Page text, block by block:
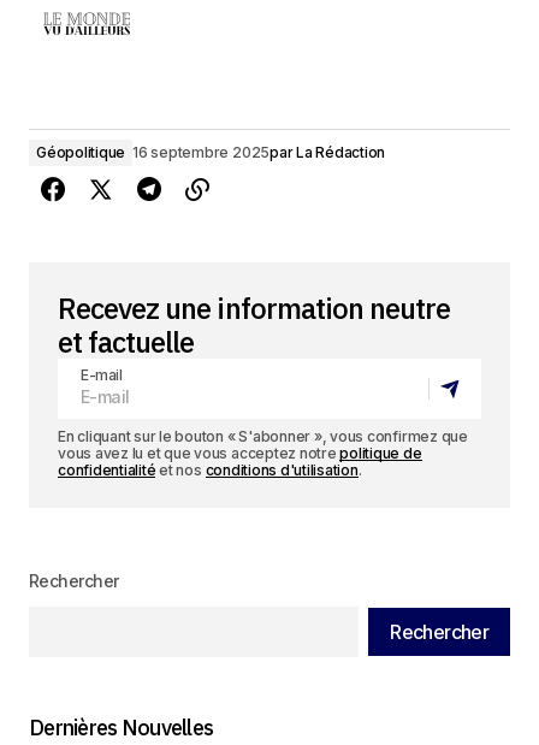
Géopolitique 16 septembre 2025parLa Rédaction
Recevez une information neutre
et factuelle
E-mail
En cliquant sur le bouton « S'abonner », vous confirmez que
vous avez lu et que vous acceptez notrepolitique de
confidentialité et nos conditions d'utilisation.
Rechercher
Rechercher
Dernières Nouvelles